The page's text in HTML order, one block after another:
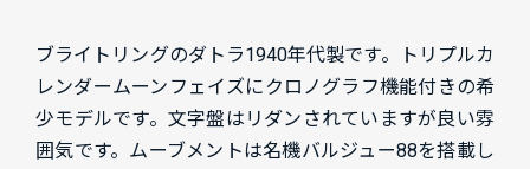
ブライトリングのダトラ1940年代製です。トリプルカ
レンダームーンフェイズにクロノグラフ機能付きの希
少モデルです。文字盤はリダンされていますが良い雰
囲気です。ムーブメントは名機バルジュー88を搭載し